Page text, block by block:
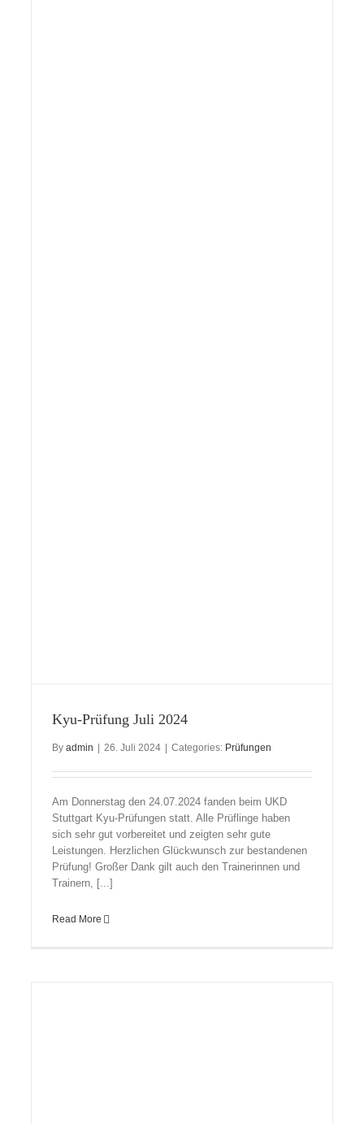
Kyu-Prüfung Juli 2024
By admin 26. Juli 2024 Categories: Prüfungen
Am Donnerstag den 24.07.2024 fanden beim UKD
Stuttgart Kyu-Prüfungen statt. Alle Prüflinge haben
sich sehr gut vorbereitet und zeigten sehr gute
Leistungen. Herzlichen Glückwunsch zur bestandenen
Prüfung! Großer Dank gilt auch den Trainerinnen und
Trainern, [...]
Read More